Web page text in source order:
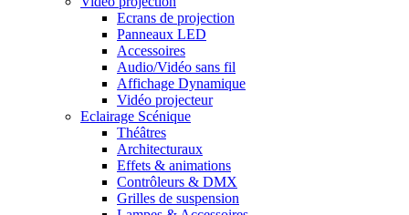
Ecrans de projection
Panneaux LED
Accessoires
Audio/Vidéo sans fil
Affichage Dynamique
Vidéo projecteur
Eclairage Scénique
Théâtres
Architecturaux
Effets & animations
Contrôleurs & DMX
Grilles de suspension